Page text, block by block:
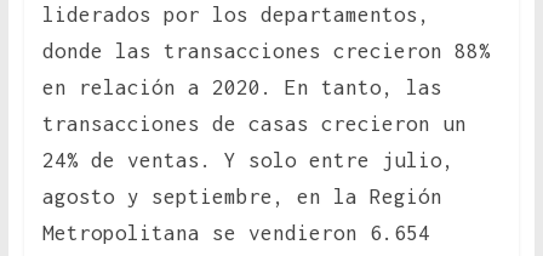
liderados por los departamentos,
donde las transacciones crecieron 88%
en relación a 2020. En tanto, las
transacciones de casas crecieron un
24% de ventas. Y solo entre julio,
agosto y septiembre, en la Región
Metropolitana se vendieron 6.654